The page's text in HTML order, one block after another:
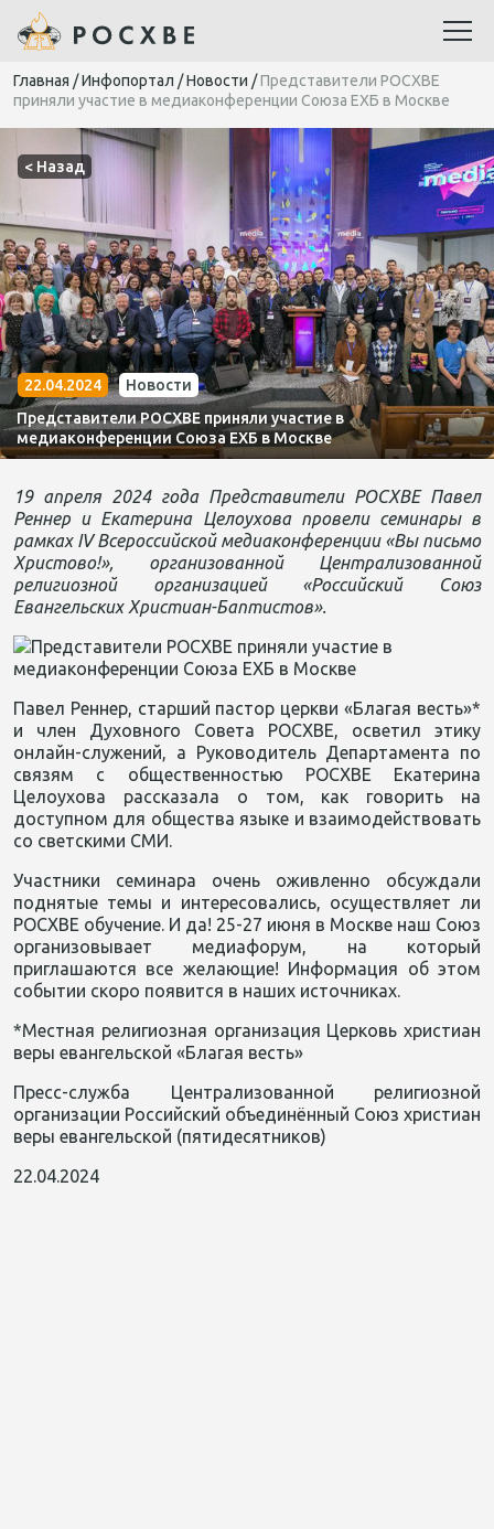
Главная /Инфопортал /Новости /Представители РОСХВЕ
приняли участие в медиаконференции Союза ЕХБ в Москве
< Назад
22.04.2024
Новости
Представители РОСХВЕ приняли участие в
медиаконференции Союза ЕХБ в Москве
19 апреля 2024 года Представители РОСХВЕ Павел
Реннер и Екатерина Целоухова провели семинары в
рамках IV Всероссийской медиаконференции «Вы письмо
Христово!», организованной Централизованной
религиозной организацией «Российский Союз
Евангельских Христиан-Баптистов».
Павел Реннер, старший пастор церкви «Благая весть»*
и член Духовного Совета РОСХВЕ, осветил этику
онлайн-служений, а Руководитель Департамента по
связям с общественностью РОСХВЕ Екатерина
Целоухова рассказала о том, как говорить на
доступном для общества языке и взаимодействовать
со светскими СМИ.
Участники семинара очень оживленно обсуждали
поднятые темы и интересовались, осуществляет ли
РОСХВЕ обучение. И да! 25-27 июня в Москве наш Союз
организовывает медиафорум, на который
приглашаются все желающие! Информация об этом
событии скоро появится в наших источниках.
*Местная религиозная организация Церковь христиан
веры евангельской «Благая весть»
Пресс-служба Централизованной религиозной
организации Российский объединённый Союз христиан
веры евангельской (пятидесятников)
22.04.2024